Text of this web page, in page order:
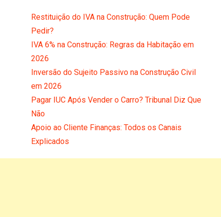
Restituição do IVA na Construção: Quem Pode
Pedir?
IVA 6% na Construção: Regras da Habitação em
2026
Inversão do Sujeito Passivo na Construção Civil
em 2026
Pagar IUC Após Vender o Carro? Tribunal Diz Que
Não
Apoio ao Cliente Finanças: Todos os Canais
Explicados